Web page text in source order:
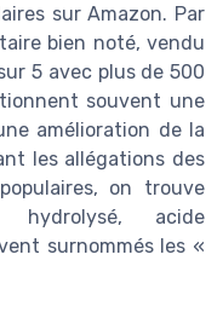
sur Amazon. Par
bien noté, vendu
5 avec plus de 500
souvent une
amélioration de la
les allégations des
on trouve
hydrolysé, acide
surnommés les «